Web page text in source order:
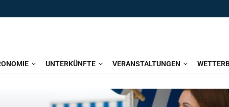
UNTERKÜNFTE VERANSTALTUNGEN